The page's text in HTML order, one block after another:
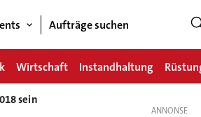
Aufträge suchen
Wirtschaft Instandhaltung
sein